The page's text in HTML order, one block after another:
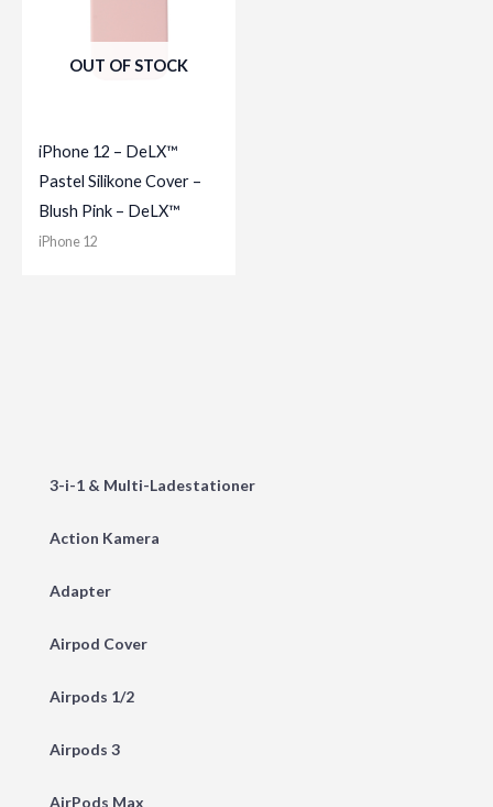
3-i-1 & Multi-Ladestationer
Action Kamera
Adapter
Airpod Cover
Airpods 1/2
Airpods 3
AirPods Max
OUT OF STOCK
iPhone 12 – DeLX™
Pastel Silikone Cover –
Blush Pink – DeLX™
iPhone 12